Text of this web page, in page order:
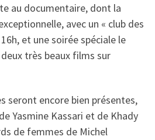
au documentaire, dont la
avec un « club des
et une soirée spéciale le
très beaux films sur
seront encore bien présentes,
Yasmine Kassari et de Khady
de femmes de Michel